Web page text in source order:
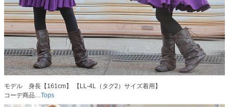
モデル 身長【161cm】 【LL-4L（タグ2）サイズ着用】
コーデ商品…Tops